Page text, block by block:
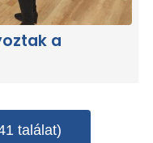
a
találat)